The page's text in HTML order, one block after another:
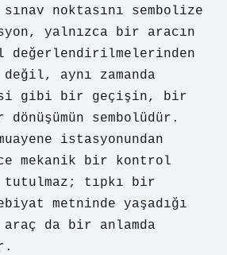
noktasını sembolize
yalnızca bir aracın
değerlendirilmelerinden
aynı zamanda
gibi bir geçişin, bir
sembolüdür.
istasyonundan
mekanik bir kontrol
tıpkı bir
metninde yaşadığı
da bir anlamda